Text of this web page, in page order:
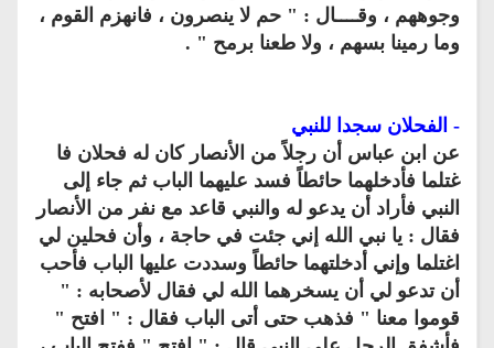
وجوههم ، وقــــال : " حم لا ينصرون ، فانهزم القوم ،
وما رمينا بسهم ، ولا طعنا برمح " .
- الفحلان سجدا للنبي
عن ابن عباس أن رجلاً من الأنصار كان له فحلان فا
غتلما فأدخلهما حائطاً فسد عليهما الباب ثم جاء إلى
النبي فأراد أن يدعو له والنبي قاعد مع نفر من الأنصار
فقال : يا نبي الله إني جئت في حاجة ، وأن فحلين لي
اغتلما وإني أدخلتهما حائطاً وسددت عليها الباب فأحب
أن تدعو لي أن يسخرهما الله لي فقال لأصحابه : "
قوموا معنا " فذهب حتى أتى الباب فقال : " افتح "